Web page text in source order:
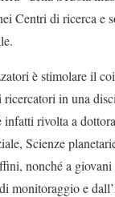
Centri di ricerca e
è stimolare il
ricercatori in una
infatti rivolta a
Scienze
nonché a
monitoraggio e